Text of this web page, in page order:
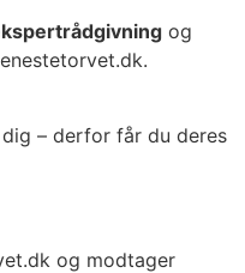
og
– derfor får du deres
og modtager